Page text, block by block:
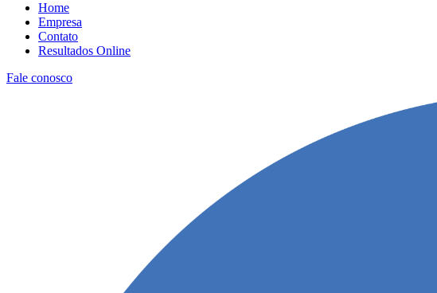
Home
Empresa
Contato
Resultados Online
Fale conosco